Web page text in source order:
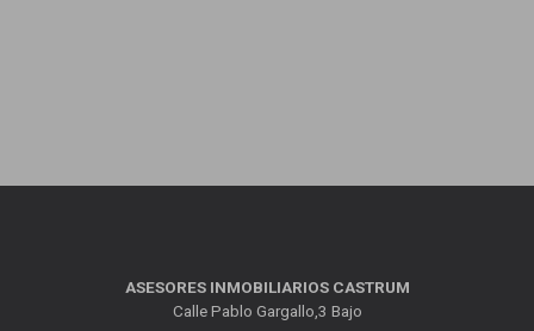
ASESORES INMOBILIARIOS CASTRUM
Calle Pablo Gargallo,3 Bajo